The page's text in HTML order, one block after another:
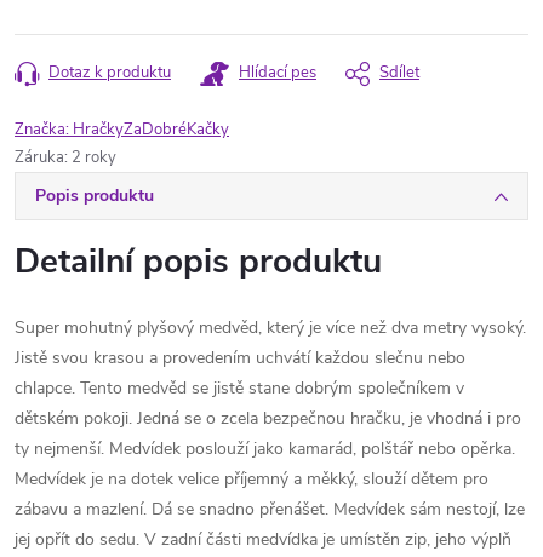
Dotaz k produktu Hlídací pes Sdílet
Značka: HračkyZaDobréKačky
Záruka: 2 roky
Popis produktu
Detailní popis produktu
Super mohutný plyšový medvěd, který je více než dva metry vysoký.
Jistě svou krasou a provedením uchvátí každou slečnu nebo
chlapce. Tento medvěd se jistě stane dobrým společníkem v
dětském pokoji. Jedná se o zcela bezpečnou hračku, je vhodná i pro
ty nejmenší. Medvídek poslouží jako kamarád, polštář nebo opěrka.
Medvídek je na dotek velice příjemný a měkký, slouží dětem pro
zábavu a mazlení. Dá se snadno přenášet. Medvídek sám nestojí, lze
jej opřít do sedu. V zadní části medvídka je umístěn zip, jeho výplň